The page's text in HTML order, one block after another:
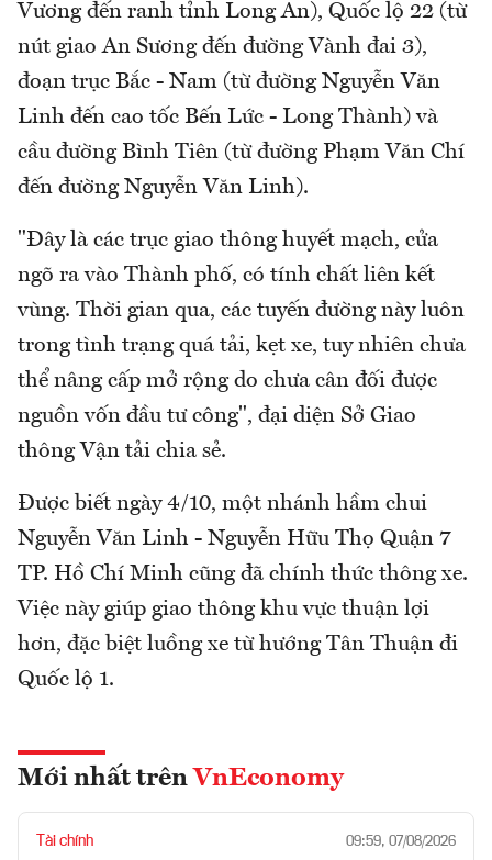
Vương đến ranh tỉnh Long An), Quốc lộ 22 (từ
nút giao An Sương đến đường Vành đai 3),
đoạn trục Bắc - Nam (từ đường Nguyễn Văn
Linh đến cao tốc Bến Lức - Long Thành) và
cầu đường Bình Tiên (từ đường Phạm Văn Chí
đến đường Nguyễn Văn Linh).
"Đây là các trục giao thông huyết mạch, cửa
ngõ ra vào Thành phố, có tính chất liên kết
vùng. Thời gian qua, các tuyến đường này luôn
trong tình trạng quá tải, kẹt xe, tuy nhiên chưa
thể nâng cấp mở rộng do chưa cân đối được
nguồn vốn đầu tư công", đại diện Sở Giao
thông Vận tải chia sẻ.
Được biết ngày 4/10, một nhánh hầm chui
Nguyễn Văn Linh - Nguyễn Hữu Thọ Quận 7
TP. Hồ Chí Minh cũng đã chính thức thông xe.
Việc này giúp giao thông khu vực thuận lợi
hơn, đặc biệt luồng xe từ hướng Tân Thuận đi
Quốc lộ 1.
Mới nhất trên VnEconomy
Tài chính 09:59, 07/08/2026